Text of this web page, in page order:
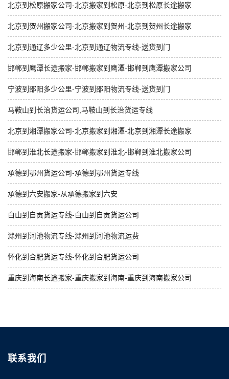
北京到松原搬家公司-北京搬家到松原-北京到松原长途搬家
北京到贺州搬家公司-北京搬家到贺州-北京到贺州长途搬家
北京到通辽多少公里-北京到通辽物流专线-送货到门
邯郸到鹰潭长途搬家-邯郸搬家到鹰潭-邯郸到鹰潭搬家公司
宁波到邵阳多少公里-宁波到邵阳物流专线-送货到门
马鞍山到长治货运公司,马鞍山到长治货运专线
北京到湘潭搬家公司-北京搬家到湘潭-北京到湘潭长途搬家
邯郸到淮北长途搬家-邯郸搬家到淮北-邯郸到淮北搬家公司
承德到鄂州货运公司-承德到鄂州货运专线
承德到六安搬家-从承德搬家到六安
白山到自贡货运专线-白山到自贡货运公司
滁州到河池物流专线-滁州到河池物流运费
怀化到合肥货运专线-怀化到合肥货运公司
重庆到海南长途搬家-重庆搬家到海南-重庆到海南搬家公司
联系我们